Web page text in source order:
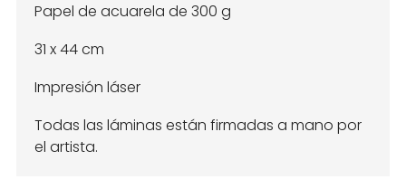
Papel de acuarela de 300 g
31 x 44 cm
Impresión láser
Todas las láminas están firmadas a mano por
el artista.